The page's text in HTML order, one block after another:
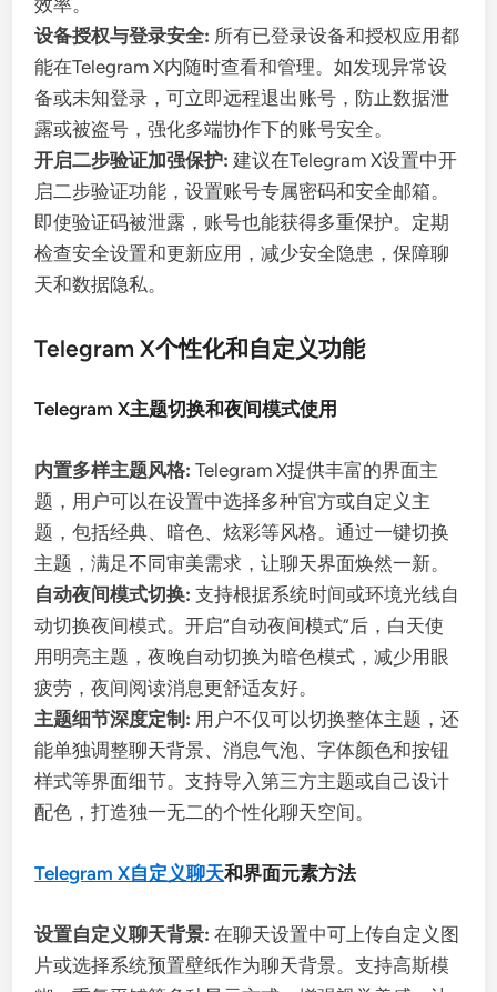
设备授权与登录安全: 所有已登录设备和授权应用都
能在Telegram X内随时查看和管理。如发现异常设
备或未知登录，可立即远程退出账号，防止数据泄
露或被盗号，强化多端协作下的账号安全。
开启二步验证加强保护: 建议在Telegram X设置中开
启二步验证功能，设置账号专属密码和安全邮箱。
即使验证码被泄露，账号也能获得多重保护。定期
检查安全设置和更新应用，减少安全隐患，保障聊
天和数据隐私。
Telegram X个性化和自定义功能
Telegram X主题切换和夜间模式使用
内置多样主题风格: Telegram X提供丰富的界面主
题，用户可以在设置中选择多种官方或自定义主
题，包括经典、暗色、炫彩等风格。通过一键切换
主题，满足不同审美需求，让聊天界面焕然一新。
自动夜间模式切换: 支持根据系统时间或环境光线自
动切换夜间模式。开启“自动夜间模式”后，白天使
用明亮主题，夜晚自动切换为暗色模式，减少用眼
疲劳，夜间阅读消息更舒适友好。
主题细节深度定制: 用户不仅可以切换整体主题，还
能单独调整聊天背景、消息气泡、字体颜色和按钮
样式等界面细节。支持导入第三方主题或自己设计
配色，打造独一无二的个性化聊天空间。
Telegram X自定义聊天和界面元素方法
设置自定义聊天背景: 在聊天设置中可上传自定义图
片或选择系统预置壁纸作为聊天背景。支持高斯模